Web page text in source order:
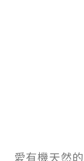
愛有機天然